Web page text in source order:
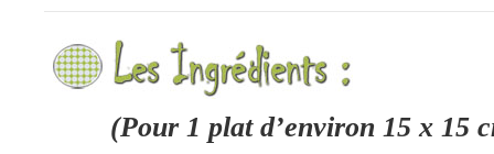
(Pour 1 plat d’environ 15 x 15